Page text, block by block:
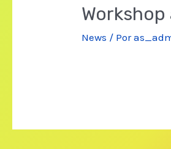
News / Por